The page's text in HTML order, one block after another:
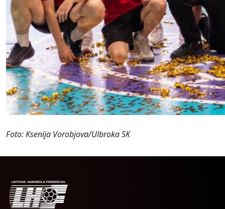
Foto: Ksenija Vorobjova/Ulbroka SK